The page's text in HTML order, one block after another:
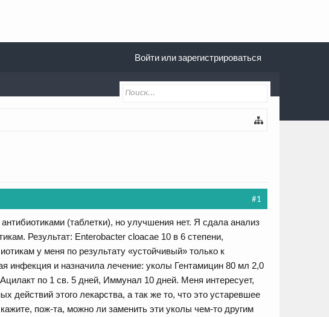
#1
(таблетки), но улучшения нет. Я сдала анализ
Результат: Enterobacter cloacae 10 в 6 степени,
у меня по результату «устойчивый» только к
инфекция и назначила лечение: уколы Гентамицин 80 мл 2,0
по 1 св. 5 дней, Иммунал 10 дней. Меня интересует,
действий этого лекарства, а так же то, что это устаревшее
пож-та, можно ли заменить эти уколы чем-то другим
Войти или зарегистрироваться